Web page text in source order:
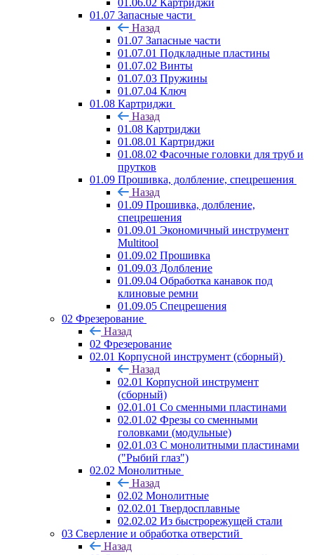
01.06.02 Картриджи
01.07 Запасные части
Назад
01.07 Запасные части
01.07.01 Подкладные пластины
01.07.02 Винты
01.07.03 Пружины
01.07.04 Ключ
01.08 Картриджи
Назад
01.08 Картриджи
01.08.01 Картриджи
01.08.02 Фасочные головки для труб и
прутков
01.09 Прошивка, долбление, спецрешения
Назад
01.09 Прошивка, долбление,
спецрешения
01.09.01 Экономичный инструмент
Multitool
01.09.02 Прошивка
01.09.03 Долбление
01.09.04 Обработка канавок под
клиновые ремни
01.09.05 Спецрешения
02 Фрезерование
Назад
02 Фрезерование
02.01 Корпусной инструмент (сборный)
Назад
02.01 Корпусной инструмент
(сборный)
02.01.01 Со сменными пластинами
02.01.02 Фрезы со сменными
головками (модульные)
02.01.03 С монолитными пластинами
("Рыбий глаз")
02.02 Монолитные
Назад
02.02 Монолитные
02.02.01 Твердосплавные
02.02.02 Из быстрорежущей стали
03 Сверление и обработка отверстий
Назад